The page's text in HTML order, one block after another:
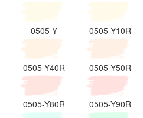
0505-Y 0505-Y10R
0505-Y40R 0505-Y50R
0505-Y80R 0505-Y90R